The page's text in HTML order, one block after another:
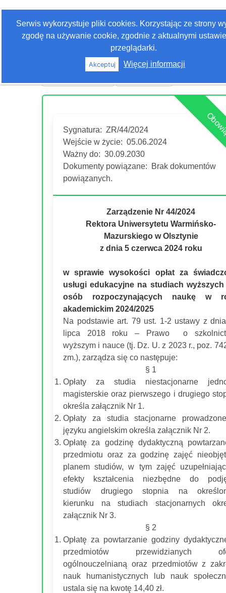
Serwis wykorzystuje pliki cookies. Korzystając ze strony
zgodę na używanie cookie, zgodnie z aktualnymi
przeglądarki.
Akceptuj Więcej informacji
Szukaj
Sygnatura: ZR/44/2024
Wejście w życie: 05.06.2024
Ważny do: 30.09.2030
Dokumenty powiązane:
Brak dokumentów
powiązanych.
Zarządzenie Nr 44/2024
Rektora Uniwersytetu Warmińsko-
Mazurskiego w Olsztynie
z dnia 5 czerwca 2024 roku
w sprawie wysokości opłat za
usługi edukacyjne na studiach wyższych
osób rozpoczynających naukę w
akademickim 2024/2025
Na podstawie art. 79 ust. 1-2 ustawy z
lipca 2018 roku – Prawo o
wyższym i nauce (tj. Dz. U. z 2023 r., poz.
zm.), zarządza się co następuje:
§ 1
Opłaty za studia niestacjonarne
magisterskie oraz pierwszego i drugiego
określa załącznik Nr 1.
Opłaty za studia stacjonarne
języku angielskim określa załącznik Nr 2.
Opłatę za godzinę dydaktyczną
przedmiotu oraz za godzinę zajęć
planem studiów, w tym zajęć
efekty kształcenia niezbędne do
studiów drugiego stopnia na
kierunku na studiach stacjonarnych
załącznik Nr 3.
§ 2
Opłatę za powtarzanie godziny
przedmiotów przewidzianych
ogólnouczelnianą oraz przedmiotów z
nauk humanistycznych lub nauk
ustala się na kwotę 14,40 zł.